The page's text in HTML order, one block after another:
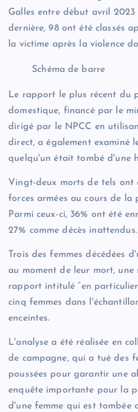
Galles entre début avril
dernière, 98 ont été classés
la victime après la violence
Schéma de barre
Le rapport le plus récent du
domestique, financé par le
dirigé par le NPCC en
direct, a également examiné
quelqu'un était tombé d'une
Vingt-deux morts de tels ont
forces armées au cours de la
Parmi ceux-ci, 36% ont été
27% comme décès inattendus.
Trois des femmes décédées
au moment de leur mort,
rapport intitulé “en
cinq femmes dans
enceintes.
L'analyse a été réalisée en
de campagne, qui a tué des
poussées pour garantir une
enquête importante pour la
d'une femme qui est tombée